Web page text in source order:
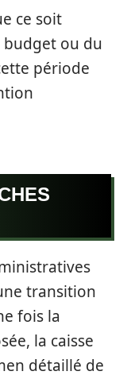
ce soit
budget ou du
période
transition
fois la
la caisse
détaillé de